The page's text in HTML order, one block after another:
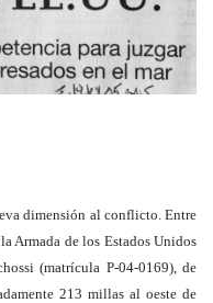
dimensión al conflicto. Entre
Armada de los Estados Unidos
(matrícula P-04-0169), de
213 millas al oeste de